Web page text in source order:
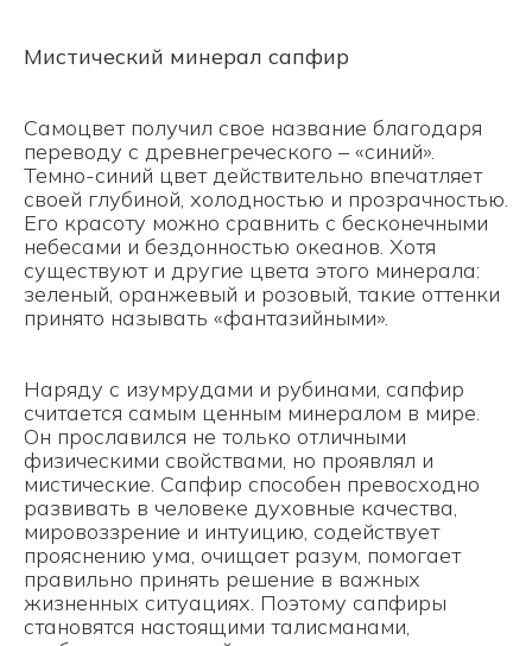
Мистический минерал сапфир
Самоцвет получил свое название благодаря
переводу с древнегреческого – «синий».
Темно-синий цвет действительно впечатляет
своей глубиной, холодностью и прозрачностью.
Его красоту можно сравнить с бесконечными
небесами и бездонностью океанов. Хотя
существуют и другие цвета этого минерала:
зеленый, оранжевый и розовый, такие оттенки
принято называть «фантазийными».
Наряду с изумрудами и рубинами, сапфир
считается самым ценным минералом в мире.
Он прославился не только отличными
физическими свойствами, но проявлял и
мистические. Сапфир способен превосходно
развивать в человеке духовные качества,
мировоззрение и интуицию, содействует
прояснению ума, очищает разум, помогает
правильно принять решение в важных
жизненных ситуациях. Поэтому сапфиры
становятся настоящими талисманами,